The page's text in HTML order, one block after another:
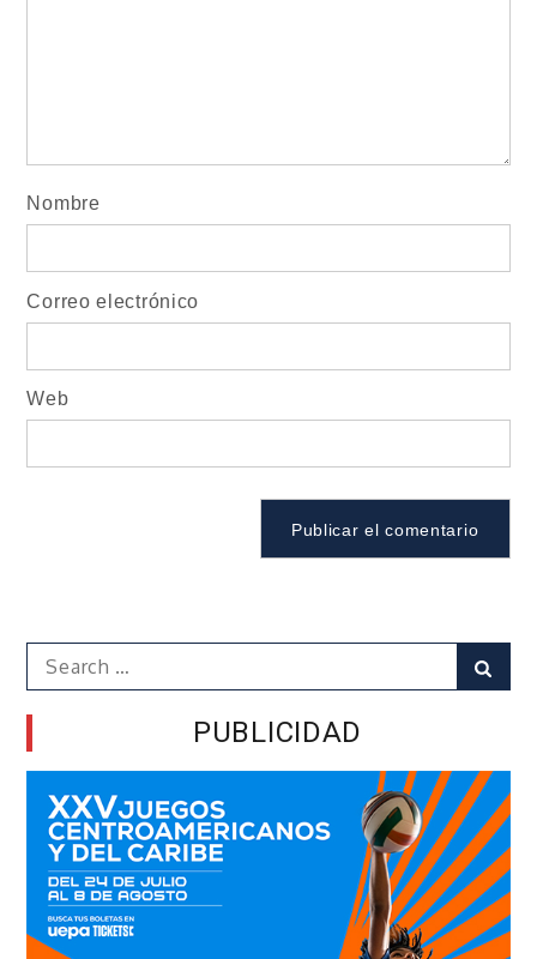
Nombre
Correo electrónico
Web
Search
for:
PUBLICIDAD